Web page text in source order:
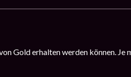
Gold erhalten werden können. Je